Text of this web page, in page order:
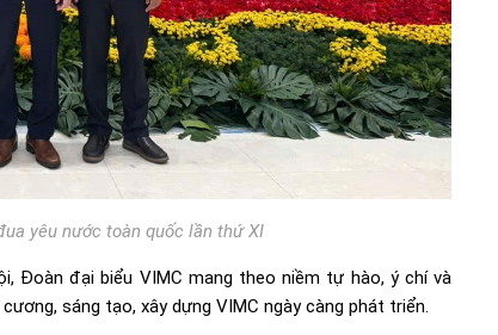
yêu nước toàn quốc lần thứ XI
Đoàn đại biểu VIMC mang theo niềm tự hào, ý chí và
sáng tạo, xây dựng VIMC ngày càng phát triển.